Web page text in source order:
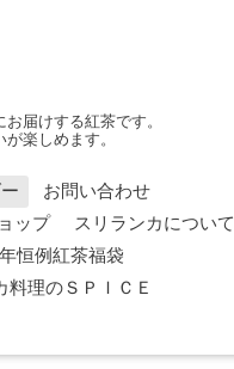
届けする紅茶です。
楽しめます。
お問い合わせ
ップ
スリランカについて
恒例紅茶福袋
理のＳＰＩＣＥ